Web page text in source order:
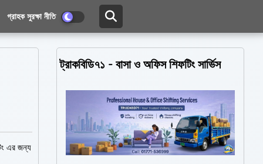
গ্রাহক সুরক্ষা নীতি
এর জন্য
ট্রাকবিডি৭১ - বাসা ও অফিস শিফটিং সার্ভিস